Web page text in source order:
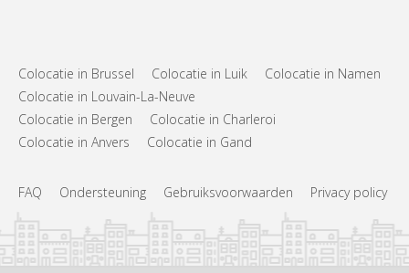
Colocatie in Brussel Colocatie in Luik
Colocatie in Namen
Colocatie in Louvain-La-Neuve
Colocatie in Bergen
Colocatie in Charleroi
Colocatie in Anvers
Colocatie in Gand
FAQ Ondersteuning Gebruiksvoorwaarden Privacy policy